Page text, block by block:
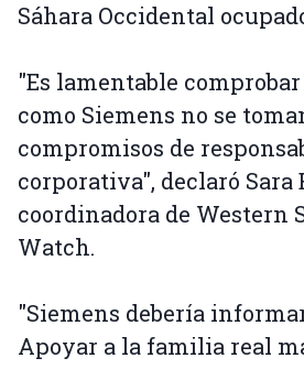
Sáhara Occidental
"Es lamentable
como Siemens no se
compromisos de
corporativa", declaró Sara
coordinadora de Western
Watch.
"Siemens debería
Apoyar a la familia real